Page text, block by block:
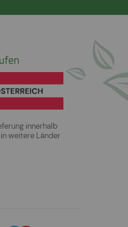
innerhalb
weitere Länder